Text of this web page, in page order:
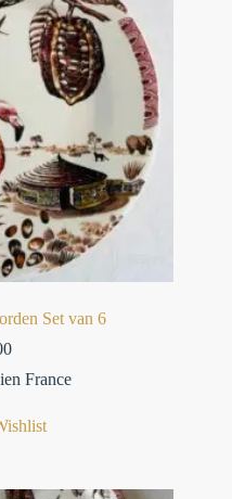
Set van 6
France